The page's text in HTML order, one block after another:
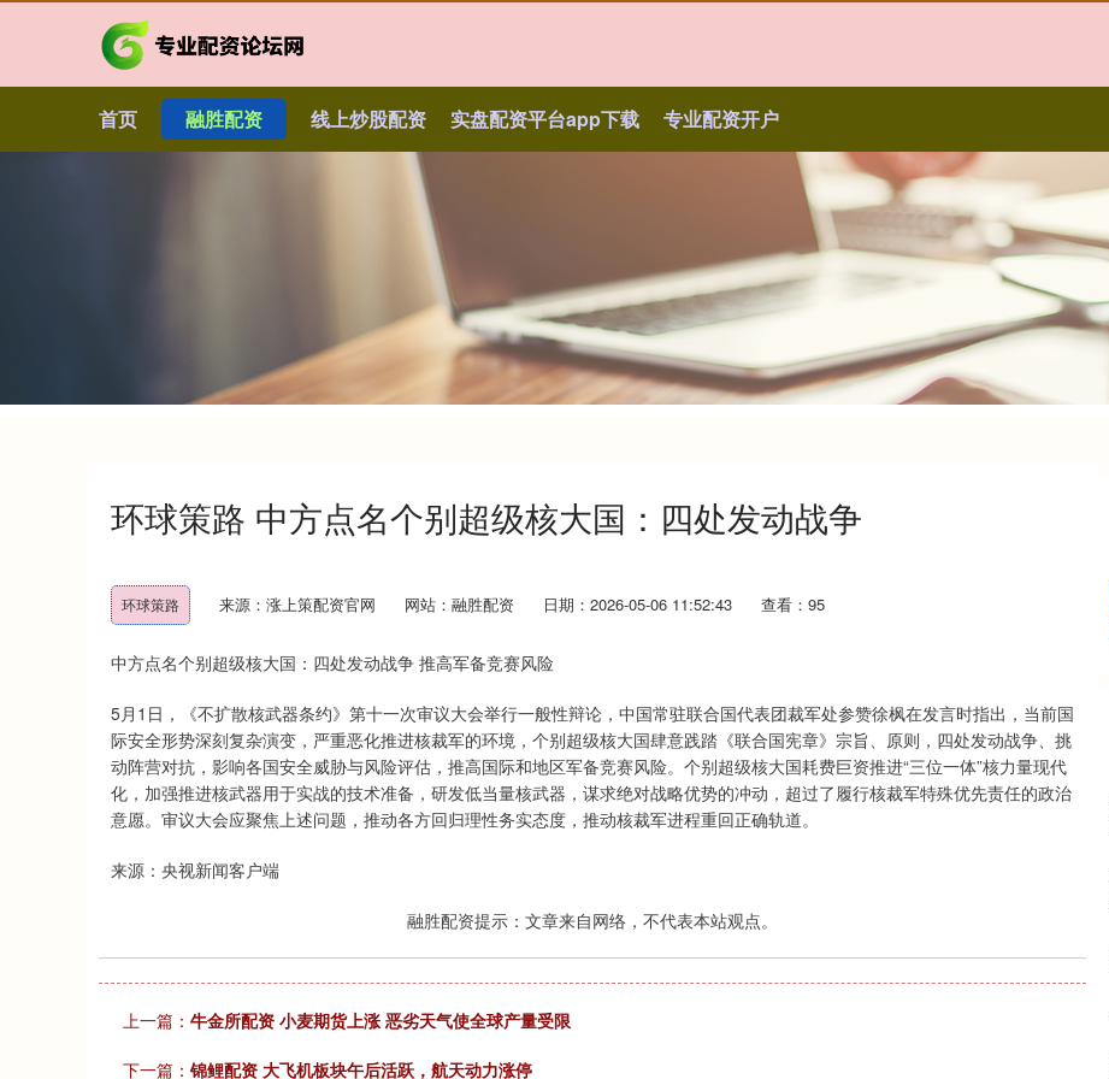
首页 融胜配资 线上炒股配资 实盘配资平台app下载 专业配资开户
环球策路 中方点名个别超级核大国：四处发动战争
环球策路 来源：涨上策配资官网 网站：融胜配资 日期：2026-05-06 11:52:43 查看：95
中方点名个别超级核大国：四处发动战争 推高军备竞赛风险
5月1日，《不扩散核武器条约》第十一次审议大会举行一般性辩论，中国常驻联合国代表团裁军处参赞徐枫在发言时指出，当前国
际安全形势深刻复杂演变，严重恶化推进核裁军的环境，个别超级核大国肆意践踏《联合国宪章》宗旨、原则，四处发动战争、挑
动阵营对抗，影响各国安全威胁与风险评估，推高国际和地区军备竞赛风险。个别超级核大国耗费巨资推进“三位一体”核力量现代
化，加强推进核武器用于实战的技术准备，研发低当量核武器，谋求绝对战略优势的冲动，超过了履行核裁军特殊优先责任的政治
意愿。审议大会应聚焦上述问题，推动各方回归理性务实态度，推动核裁军进程重回正确轨道。
来源：央视新闻客户端
融胜配资提示：文章来自网络，不代表本站观点。
上一篇： 牛金所配资 小麦期货上涨 恶劣天气使全球产量受限
下一篇： 锦鲤配资 大飞机板块午后活跃，航天动力涨停